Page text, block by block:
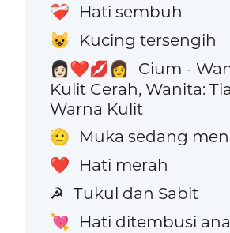
❤️‍🩹 Hati sembuh
😺 Kucing tersengih
👩🏻‍❤️‍💋‍👩
Cium -
Kulit Cerah, Wanita:
Warna Kulit
🫡 Muka sedang
❤️ Hati merah
☭ Tukul dan Sabit
💘 Hati ditembusi